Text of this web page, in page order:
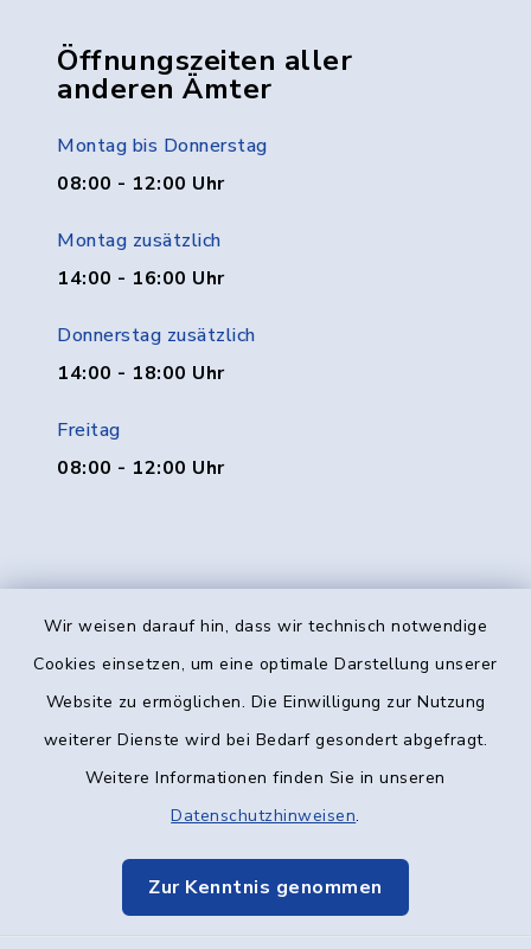
Wir weisen darauf hin, dass wir technisch notwendige
Cookies einsetzen, um eine optimale Darstellung unserer
Website zu ermöglichen. Die Einwilligung zur Nutzung
weiterer Dienste wird bei Bedarf gesondert abgefragt.
Weitere Informationen finden Sie in unseren
Datenschutzhinweisen.
Zur Kenntnis genommen
Öffnungszeiten aller
anderen Ämter
Montag bis Donnerstag
08:00 - 12:00 Uhr
Montag zusätzlich
14:00 - 16:00 Uhr
Donnerstag zusätzlich
14:00 - 18:00 Uhr
Freitag
08:00 - 12:00 Uhr
Kontakt
Datenschutz
Elektronische Kommunikation